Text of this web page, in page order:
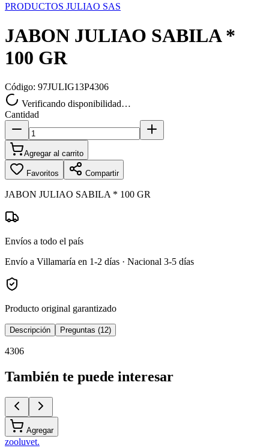
PRODUCTOS JULIAO SAS
JABON JULIAO SABILA *
100 GR
Código: 97JULIG13P4306
Verificando disponibilidad…
Cantidad
Agregar al carrito
Favoritos Compartir
JABON JULIAO SABILA * 100 GR
Envíos a todo el país
Envío a Villamaría en 1-2 días · Nacional 3-5 días
Producto original garantizado
Descripción Preguntas (12)
4306
También te puede interesar
Agregar
zooluvet.